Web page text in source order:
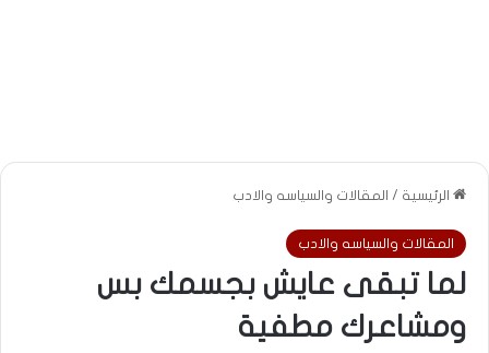
الرئيسية / المقالات والسياسه والادب
المقالات والسياسه والادب
لما تبقى عايش بجسمك بس
ومشاعرك مطفية